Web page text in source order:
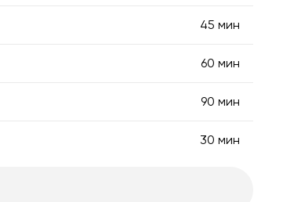
45 мин
60 мин
90 мин
30 мин